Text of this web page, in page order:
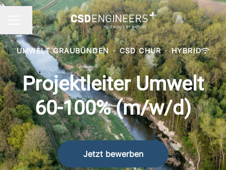
KARRIEREMENÜ
Sprache ändern
UMWELT GRAUBÜNDEN · CSD CHUR · HYBRID
Projektleiter Umwelt
60-100% (m/w/d)
Jetzt bewerben